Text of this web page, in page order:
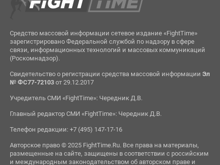
Средство массовой информации сетевое издание «FightTime»
зарегистрировано Федеральной службой по надзору в сфере
связи, информационных технологий и массовых коммуникаций
(Роскомнадзор).
Свидетельство о регистрации средства массовой информации Эл
№ ФС77-72103от 29.12.2017
Учредитель СМИ «FightTime»: Чередник Д.В.
Главный редактор СМИ «FightTime»: Чередник Д.В.
Телефон редакции: +7 (495) 147-17-16
Авторское право © 2025 FightTime.Ru. Все права на материалы,
размещенные на сайте, защищены в соответствии с российским
и международным законодательством об авторском праве и